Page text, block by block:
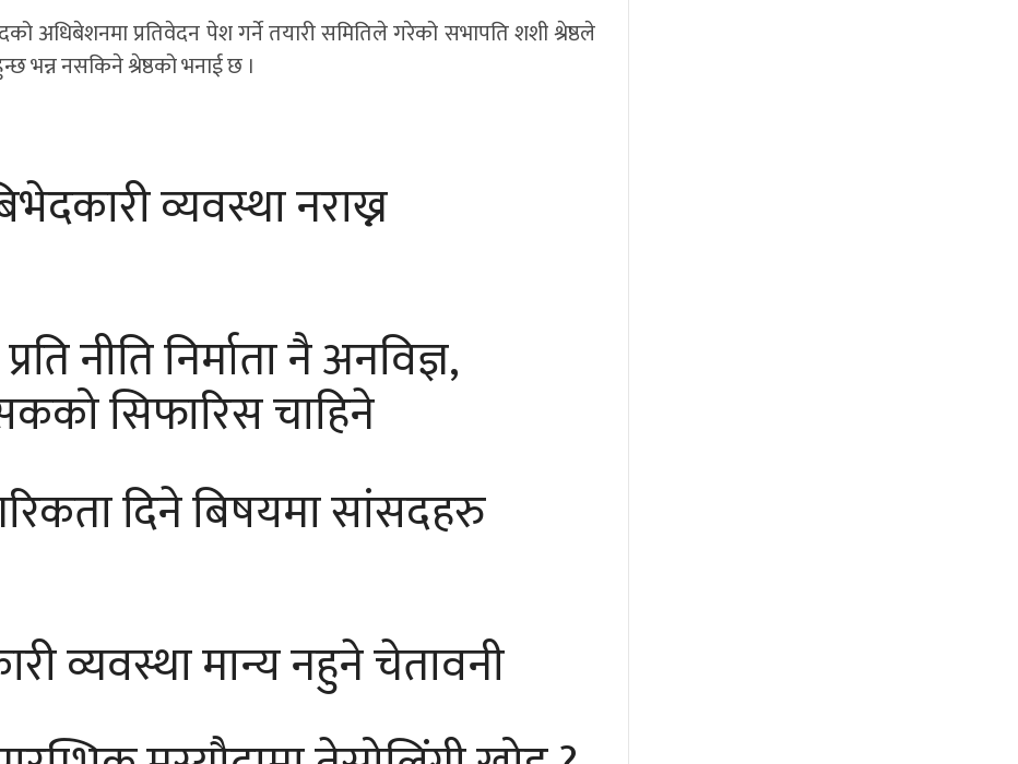
अधिबेशनमा प्रतिवेदन पेश गर्ने तयारी समितिले गरेको सभापति शशी श्रेष्ठले
भन्न नसकिने श्रेष्ठको भनाई छ ।
व्यवस्था नराख्न
नीति निर्माता नै अनविज्ञ,
सिफारिस चाहिने
दिने बिषयमा सांसदहरु
व्यवस्था मान्य नहुने चेतावनी